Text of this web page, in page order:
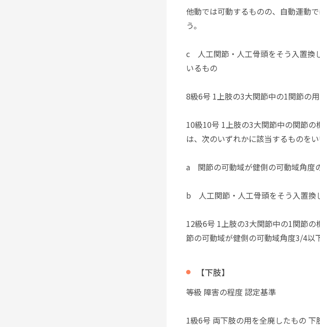
他動では可動するものの、自動運動
う。
c 人工関節・人工骨頭をそう入置換
いるもの
8級6号 1上肢の3大関節中の1関節の
10級10号 1上肢の3大関節中の関節
は、次のいずれかに該当するものをい
a 関節の可動域が健側の可動域角度
b 人工関節・人工骨頭をそう入置換
12級6号 1上肢の3大関節中の1関節
節の可動域が健側の可動域角度3/4以
【下肢】
等級 障害の程度 認定基準
1級6号 両下肢の用を全廃したもの 下